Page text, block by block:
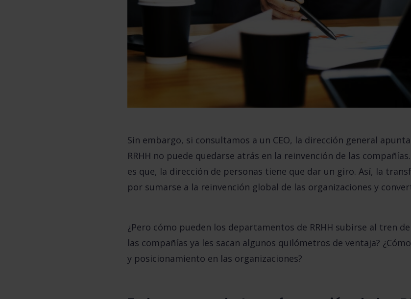
Sin embargo, si consultamos a un CEO, la dirección general
RRHH no puede quedarse atrás en la reinvención de las
es que, la dirección de personas tiene que dar un giro. Así, la
por sumarse a la reinvención global de las organizaciones y
¿Pero cómo pueden los departamentos de RRHH subirse al tren
las compañías ya les sacan algunos quilómetros de ventaja?
y posicionamiento en las organizaciones?